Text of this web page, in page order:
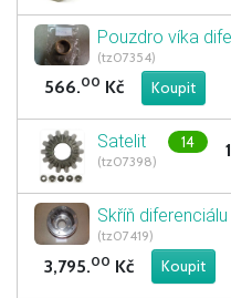
Pouzdro víka
(tz07354)
566.00 Kč
Satelit 14
(tz07398)
Skříň diferenciálu
(tz07419)
3,795.00 Kč